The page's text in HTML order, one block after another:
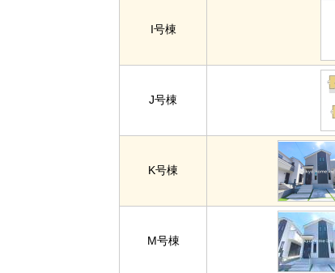
I号棟
J号棟
K号棟
M号棟